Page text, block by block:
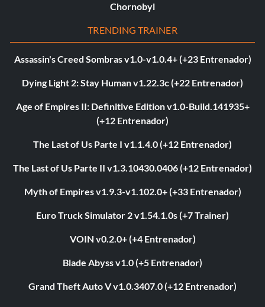
Chornobyl
TRENDING TRAINER
Assassin's Creed Sombras v1.0-v1.0.4+ (+23 Entrenador)
Dying Light 2: Stay Human v1.22.3c (+22 Entrenador)
Age of Empires II: Definitive Edition v1.0-Build.141935+
(+12 Entrenador)
The Last of Us Parte I v1.1.4.0 (+12 Entrenador)
The Last of Us Parte II v1.3.10430.0406 (+12 Entrenador)
Myth of Empires v1.9.3-v1.102.0+ (+33 Entrenador)
Euro Truck Simulator 2 v1.54.1.0s (+7 Trainer)
VOIN v0.2.0+ (+4 Entrenador)
Blade Abyss v1.0 (+5 Entrenador)
Grand Theft Auto V v1.0.3407.0 (+12 Entrenador)